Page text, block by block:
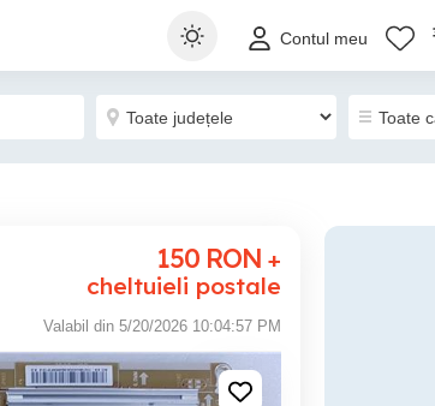
Contul meu
150 RON +
cheltuieli postale
Valabil din 5/20/2026 10:04:57 PM